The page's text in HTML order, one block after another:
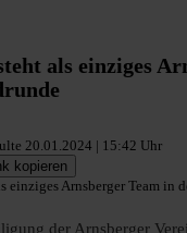
als einziges
20.01.2024 | 15:42 Uhr
kopieren
der Arnsberger